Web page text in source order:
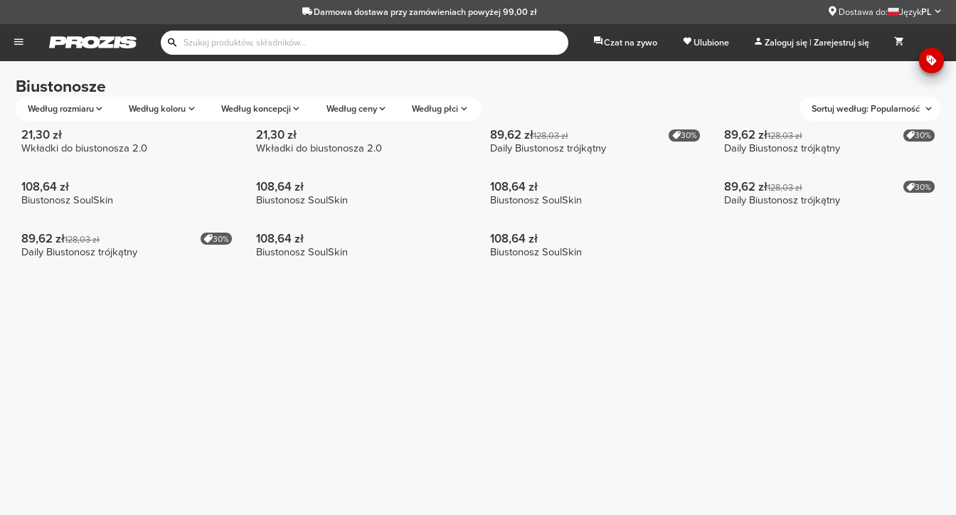
Darmowa dostawa przy zamówieniach powyżej 99,00 zł Dostawa do: JęzykPL
Czat na zywo Ulubione Zaloguj się | Zarejestruj się
Biustonosze
Według rozmiaru Według koloru Według koncepcji Według ceny Według płci Sortuj według: Popularność
21,30 zł
Wkładki do biustonosza 2.0
21,30 zł
Wkładki do biustonosza 2.0
89,62 zł128,03 zł 30%
Daily Biustonosz trójkątny
89,62 zł128,03 zł 30%
Daily Biustonosz trójkątny
108,64 zł
Biustonosz SoulSkin
108,64 zł
Biustonosz SoulSkin
108,64 zł
Biustonosz SoulSkin
89,62 zł128,03 zł 30%
Daily Biustonosz trójkątny
89,62 zł128,03 zł 30%
Daily Biustonosz trójkątny
108,64 zł
Biustonosz SoulSkin
108,64 zł
Biustonosz SoulSkin